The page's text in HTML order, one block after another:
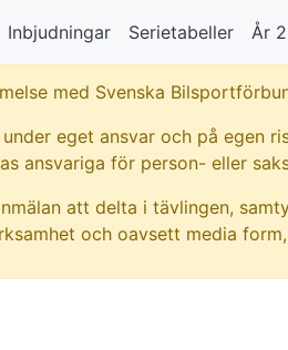
Inbjudningar Serietabeller År
med Svenska
eget ansvar och på egen
ansvariga för person- eller
att delta i tävlingen,
och oavsett media